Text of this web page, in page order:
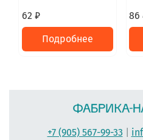
62 ₽
Подробнее
86
+7 (905) 567-99-33